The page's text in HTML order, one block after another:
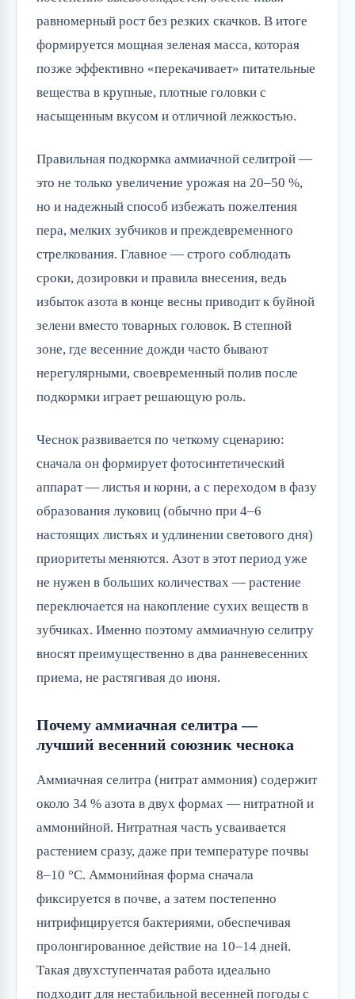
равномерный рост без резких скачков. В итоге
формируется мощная зеленая масса, которая
позже эффективно «перекачивает» питательные
вещества в крупные, плотные головки с
насыщенным вкусом и отличной лежкостью.
Правильная подкормка аммиачной селитрой —
это не только увеличение урожая на 20–50 %,
но и надежный способ избежать пожелтения
пера, мелких зубчиков и преждевременного
стрелкования. Главное — строго соблюдать
сроки, дозировки и правила внесения, ведь
избыток азота в конце весны приводит к буйной
зелени вместо товарных головок. В степной
зоне, где весенние дожди часто бывают
нерегулярными, своевременный полив после
подкормки играет решающую роль.
Чеснок развивается по четкому сценарию:
сначала он формирует фотосинтетический
аппарат — листья и корни, а с переходом в фазу
образования луковиц (обычно при 4–6
настоящих листьях и удлинении светового дня)
приоритеты меняются. Азот в этот период уже
не нужен в больших количествах — растение
переключается на накопление сухих веществ в
зубчиках. Именно поэтому аммиачную селитру
вносят преимущественно в два ранневесенних
приема, не растягивая до июня.
Почему аммиачная селитра —
лучший весенний союзник чеснока
Аммиачная селитра (нитрат аммония) содержит
около 34 % азота в двух формах — нитратной и
аммонийной. Нитратная часть усваивается
растением сразу, даже при температуре почвы
8–10 °C. Аммонийная форма сначала
фиксируется в почве, а затем постепенно
нитрифицируется бактериями, обеспечивая
пролонгированное действие на 10–14 дней.
Такая двухступенчатая работа идеально
подходит для нестабильной весенней погоды с